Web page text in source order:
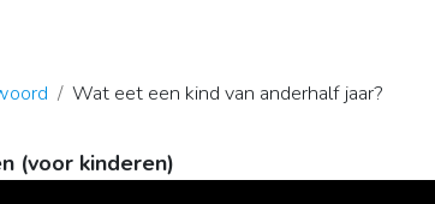
Wat eet een kind van anderhalf jaar?
(voor kinderen)